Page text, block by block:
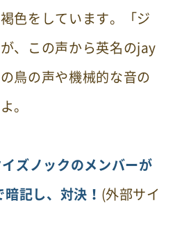
色をしています。「ジ
、この声から英名のjay
鳥の声や機械的な音の
。
イズノックのメンバーが
記し、対決！ (外部サイ